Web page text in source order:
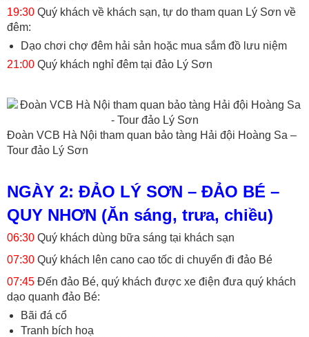
19:30 Quý khách về khách sạn, tự do tham quan Lý Sơn về
đêm:
Dạo chơi chợ đêm hải sản hoặc mua sắm đồ lưu niệm
21:00 Quý khách nghỉ đêm tại đảo Lý Sơn
Đoàn VCB Hà Nội tham quan bảo tàng Hải đội Hoàng Sa –
Tour đảo Lý Sơn
NGÀY 2: ĐẢO LÝ SƠN – ĐẢO BÉ –
QUY NHƠN (Ăn sáng, trưa, chiều)
06:30 Quý khách dùng bữa sáng tại khách sạn
07:30 Quý khách lên cano cao tốc di chuyển đi đảo Bé
07:45 Đến đảo Bé, quý khách được xe điện đưa quý khách
dạo quanh đảo Bé:
Bãi đá cổ
Tranh bích hoạ